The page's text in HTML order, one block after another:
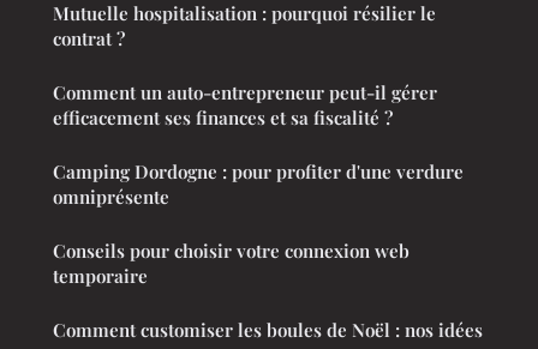
Mutuelle hospitalisation : pourquoi résilier le
contrat ?
Comment un auto-entrepreneur peut-il gérer
efficacement ses finances et sa fiscalité ?
Camping Dordogne : pour profiter d'une verdure
omniprésente
Conseils pour choisir votre connexion web
temporaire
Comment customiser les boules de Noël : nos idées